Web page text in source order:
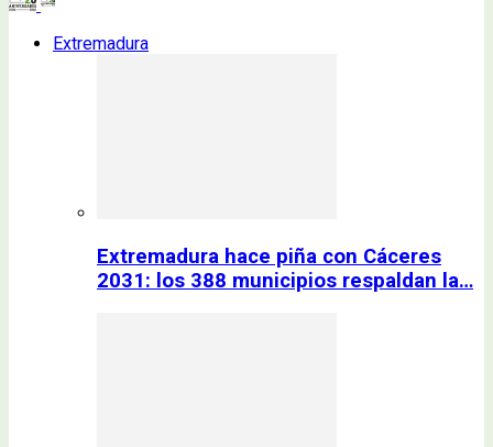
Extremadura
Extremadura hace piña con Cáceres
2031: los 388 municipios respaldan la…